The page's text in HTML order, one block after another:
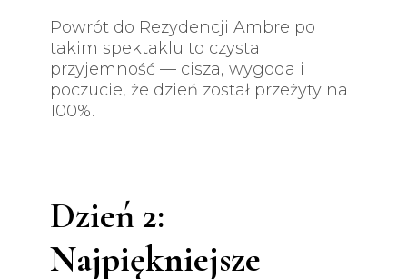
Powrót do Rezydencji Ambre po
takim spektaklu to czysta
przyjemność — cisza, wygoda i
poczucie, że dzień został przeżyty na
100%.
Dzień 2:
Najpiękniejsze